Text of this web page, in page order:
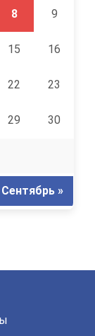
8 9
15 16
22 23
29 30
Сентябрь »